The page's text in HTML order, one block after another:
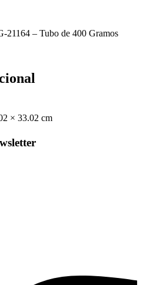
21164 – Tubo de 400 Gramos
× 33.02 cm